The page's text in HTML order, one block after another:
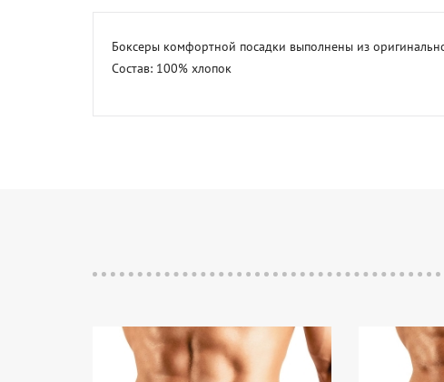
Боксеры комфортной посадки выполнены из
Состав: 100% хлопок